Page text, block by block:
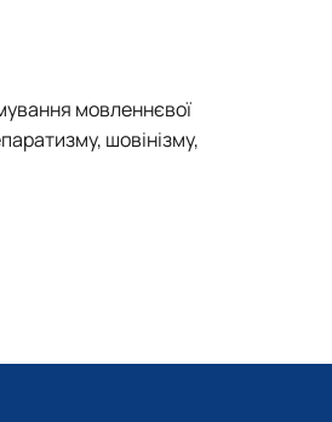
мовленнєвої
шовінізму,